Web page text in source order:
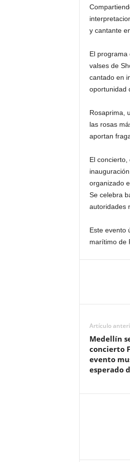
y cantante
El programa
valses de
cantado en
oportunidad
Rosaprima,
las rosas
aportan
El
organizado
Se celebra
autoridades
Este evento
marítimo de
Artículo
Medellín
concierto
evento
esperado